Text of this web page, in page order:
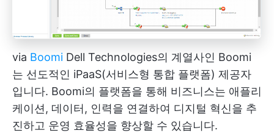
via Boomi Dell Technologies의 계열사인 Boomi
는 선도적인 iPaaS(서비스형 통합 플랫폼) 제공자
입니다. Boomi의 플랫폼을 통해 비즈니스는 애플리
케이션, 데이터, 인력을 연결하여 디지털 혁신을 추
진하고 운영 효율성을 향상할 수 있습니다.